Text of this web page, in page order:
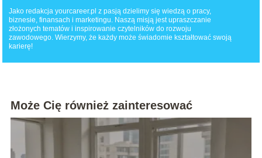
Jako redakcja yourcareer.pl z pasją dzielimy się wiedzą o pracy,
biznesie, finansach i marketingu. Naszą misją jest upraszczanie
złożonych tematów i inspirowanie czytelników do rozwoju
zawodowego. Wierzymy, że każdy może świadomie kształtować swoją
karierę!
Może Cię również zainteresować